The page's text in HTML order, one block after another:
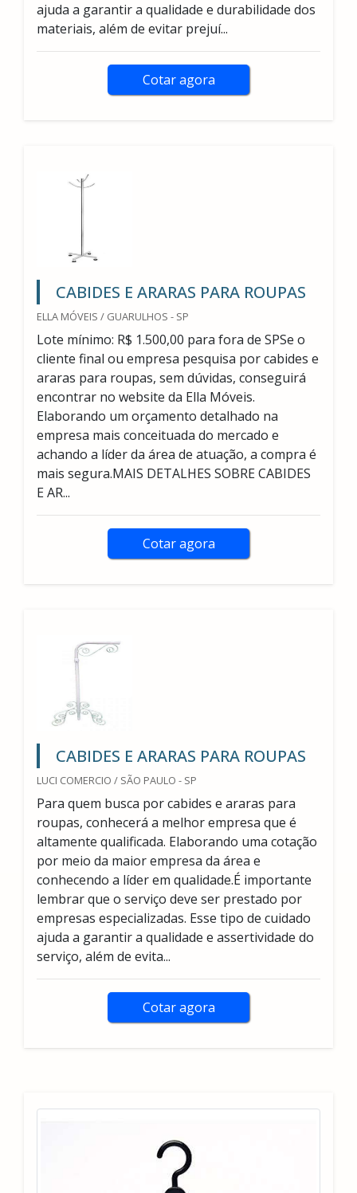
ajuda a garantir a qualidade e durabilidade dos
materiais, além de evitar prejuí...
Cotar agora
CABIDES E ARARAS PARA ROUPAS
ELLA MÓVEIS / GUARULHOS - SP
Lote mínimo: R$ 1.500,00 para fora de SPSe o
cliente final ou empresa pesquisa por cabides e
araras para roupas, sem dúvidas, conseguirá
encontrar no website da Ella Móveis.
Elaborando um orçamento detalhado na
empresa mais conceituada do mercado e
achando a líder da área de atuação, a compra é
mais segura.MAIS DETALHES SOBRE CABIDES
E AR...
Cotar agora
CABIDES E ARARAS PARA ROUPAS
LUCI COMERCIO / SÃO PAULO - SP
Para quem busca por cabides e araras para
roupas, conhecerá a melhor empresa que é
altamente qualificada. Elaborando uma cotação
por meio da maior empresa da área e
conhecendo a líder em qualidade.É importante
lembrar que o serviço deve ser prestado por
empresas especializadas. Esse tipo de cuidado
ajuda a garantir a qualidade e assertividade do
serviço, além de evita...
Cotar agora